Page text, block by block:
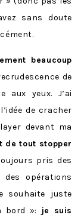
sans doute
beaucoup
de
yeux. J’ai
de cracher
devant ma
de tout stopper
pris des
opérations
souhaite juste
bord »:
je suis